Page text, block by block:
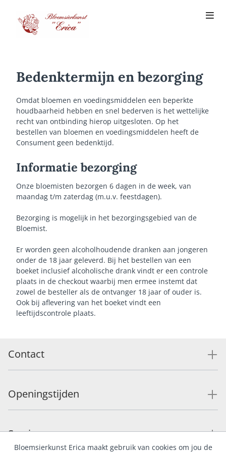
Bedenktermijn en bezorging
Omdat bloemen en voedingsmiddelen een beperkte
houdbaarheid hebben en snel bederven is het wettelijke
recht van ontbinding hierop uitgesloten. Op het
bestellen van bloemen en voedingsmiddelen heeft de
Consument geen bedenktijd.
Informatie bezorging
Onze bloemisten bezorgen 6 dagen in de week, van
maandag t/m zaterdag (m.u.v. feestdagen).
Bezorging is mogelijk in het bezorgingsgebied van de
Bloemist.
Er worden geen alcoholhoudende dranken aan jongeren
onder de 18 jaar geleverd. Bij het bestellen van een
boeket inclusief alcoholische drank vindt er een controle
plaats in de checkout waarbij men ermee instemt dat
zowel de besteller als de ontvanger 18 jaar of ouder is.
Ook bij aflevering van het boeket vindt een
leeftijdscontrole plaats.
Contact
Openingstijden
Service
Bloemsierkunst Erica maakt gebruik van cookies om jou de